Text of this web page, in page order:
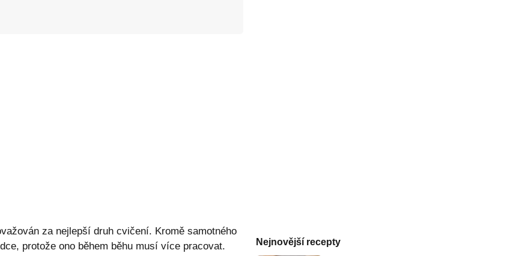
za nejlepší druh cvičení. Kromě samotného
protože ono během běhu musí více pracovat.
Nejnovější recepty